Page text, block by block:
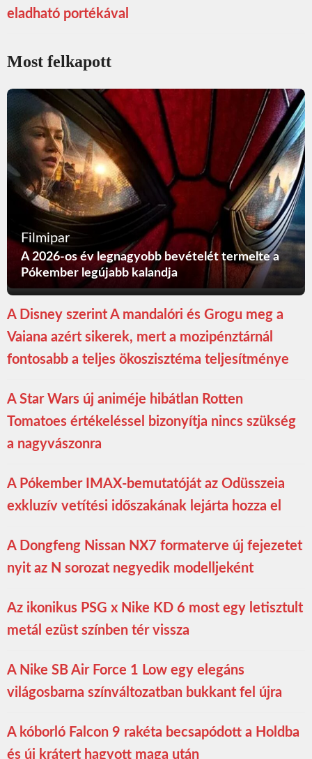
eladható portékával
Most felkapott
Filmipar
A 2026-os év legnagyobb bevételét termelte a
Pókember legújabb kalandja
A Disney szerint A mandalóri és Grogu meg a
Vaiana azért sikerek, mert a mozipénztárnál
fontosabb a teljes ökoszisztéma teljesítménye
A Star Wars új animéje hibátlan Rotten
Tomatoes értékeléssel bizonyítja nincs szükség
a nagyvászonra
A Pókember IMAX-bemutatóját az Odüsszeia
exkluzív vetítési időszakának lejárta hozza el
A Dongfeng Nissan NX7 formaterve új fejezetet
nyit az N sorozat negyedik modelljeként
Az ikonikus PSG x Nike KD 6 most egy letisztult
metál ezüst színben tér vissza
A Nike SB Air Force 1 Low egy elegáns
világosbarna színváltozatban bukkant fel újra
A kóborló Falcon 9 rakéta becsapódott a Holdba
és új krátert hagyott maga után